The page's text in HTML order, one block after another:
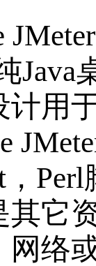
计用
其它
网络